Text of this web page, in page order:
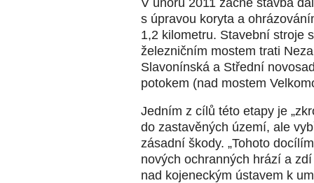
s úpravou koryta a
1,2 kilometru. Stavební stroje
železničním mostem trati
Slavonínská a Střední
potokem (nad mostem
Jedním z cílů této etapy je
do zastavěných území, ale
zásadní škody. „Tohoto
nových ochranných hrází a
nad kojeneckým ústavem k